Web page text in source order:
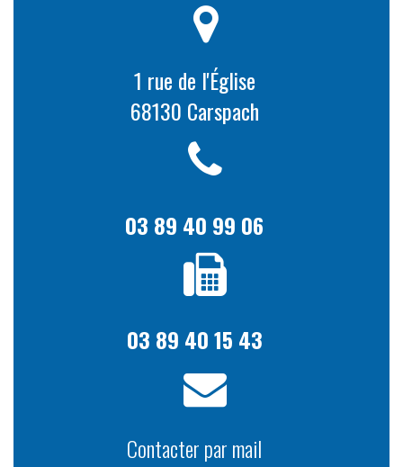
1 rue de l'Église
68130 Carspach
03 89 40 99 06
03 89 40 15 43
Contacter par mail